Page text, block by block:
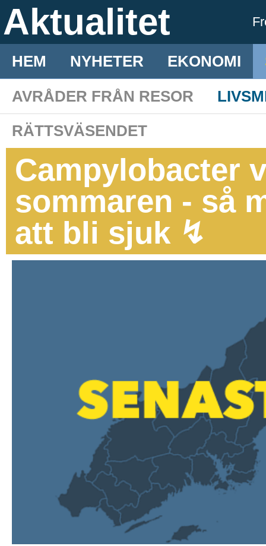
Aktualitet
HEM NYHETER EKONOMI
AVRÅDER FRÅN RESOR
RÄTTSVÄSENDET
Campylobacter
sommaren - så
att bli sjuk ↯